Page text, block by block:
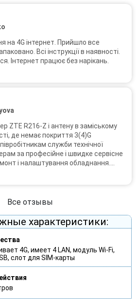
на 4G інтернет. Прийшло все
Всі інструкції в наявності.
Інтернет працює без нарікань.
ZTE R216-Z і антену в заміському
де немає покриття 3(4)G
служби технічної
і швидке сервісне
і налаштування обладнання.
я не шкодую про прийняте
обладнання в компанії 3G star
Все отзывы
характеристики:
4G, имеет 4 LAN, модуль Wi-Fi,
слот для SIM-карты